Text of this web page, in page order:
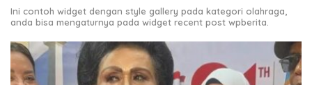
Ini contoh widget dengan style gallery pada kategori olahraga,
anda bisa mengaturnya pada widget recent post wpberita.